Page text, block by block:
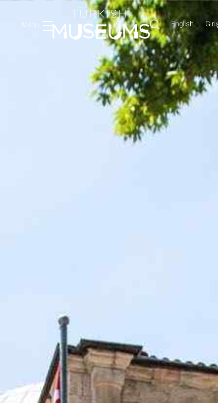
Menu
Ara
English